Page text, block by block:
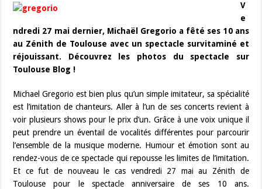
V
e
ndredi 27 mai dernier, Michaël Gregorio a fêté ses 10 ans
au Zénith de Toulouse avec un spectacle survitaminé et
réjouissant. Découvrez les photos du spectacle sur
Toulouse Blog !
Michael Gregorio est bien plus qu’un simple imitateur, sa spécialité
est l’imitation de chanteurs. Aller à l’un de ses concerts revient à
voir plusieurs shows pour le prix d’un. Grâce à une voix unique il
peut prendre un éventail de vocalités différentes pour parcourir
l’ensemble de la musique moderne. Humour et émotion sont au
rendez-vous de ce spectacle qui repousse les limites de l’imitation.
Et ce fut de nouveau le cas vendredi 27 mai au Zénith de
Toulouse pour le spectacle anniversaire de ses 10 ans.